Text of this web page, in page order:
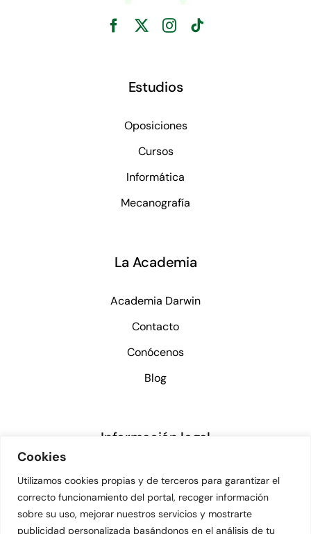
Cookies
Utilizamos cookies propias y de terceros para garantizar el
correcto funcionamiento del portal, recoger información
sobre su uso, mejorar nuestros servicios y mostrarte
publicidad personalizada basándonos en el análisis de tu
Estudios
Oposiciones
Cursos
Informática
Mecanografía
La Academia
Academia Darwin
Contacto
Conócenos
Blog
Información legal
Aviso legal
Política de privacidad
Política de cookies